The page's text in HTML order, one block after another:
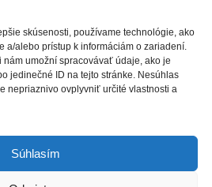
skúsenosti, používame technológie, ako
a/alebo prístup k informáciám o zariadení.
umožní spracovávať údaje, ako je
jedinečné ID na tejto stránke. Nesúhlas
nepriaznivo ovplyvniť určité vlastnosti a
Súhlasím